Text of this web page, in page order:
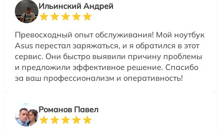
Ильинский Андрей
Превосходный опыт обслуживания! Мой ноутбук
Asus перестал заряжаться, и я обратился в этот
сервис. Они быстро выявили причину проблемы
и предложили эффективное решение. Спасибо
за ваш профессионализм и оперативность!
Романов Павел